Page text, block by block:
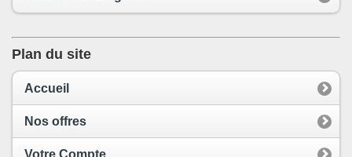
Plan du site
Accueil
Nos offres